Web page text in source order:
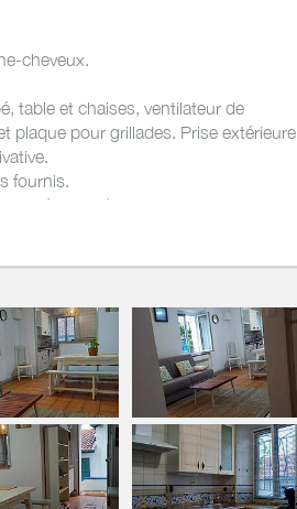
cheveux.
table et chaises, ventilateur de
plaque pour grillades. Prise extérieure
fournis.
à 5 min à pied, commerces et